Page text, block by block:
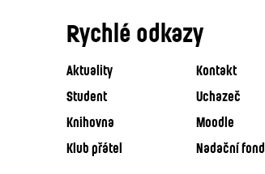
Rychlé odkazy
Aktuality Kontakt
Student
Uchazeč
Knihovna
Moodle
Klub přátel
Nadační fond